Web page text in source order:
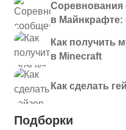
Соревнования
в Майнкрафте:
Как получить
в Minecraft
Как сделать
Подборки